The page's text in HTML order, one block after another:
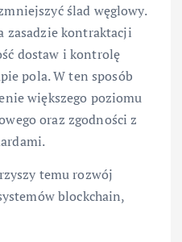
ślad węglowy.
zasadzie kontraktacji
dostaw i kontrolę
pola. W ten sposób
większego poziomu
oraz zgodności z
temu rozwój
blockchain,